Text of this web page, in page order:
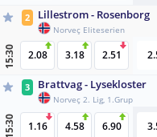
2 Lillestrom - Rosenborg
Norveç Eliteserien
15:30 2.08 3.18 2.51
3 Brattvag - Lysekloster
Norveç 2. Lig, 1.Grup
15:30 1.16 4.58 6.90